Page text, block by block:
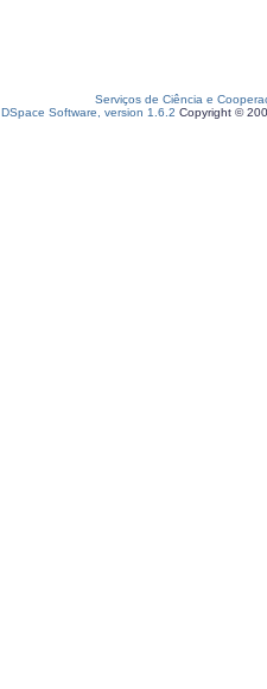
Serviços de Ciência e
DSpace Software, version 1.6.2 Copyright ©